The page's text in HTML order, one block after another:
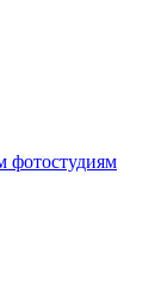
фотостудиям